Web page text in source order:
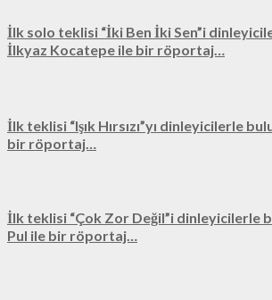
İlk solo teklisi “İki Ben İki Sen”i
İlkyaz Kocatepe ile bir röportaj…
İlk teklisi “Işık Hırsızı”yı dinleyicilerle
bir röportaj…
İlk teklisi “Çok Zor Değil”i dinleyicilerle
Pul ile bir röportaj…